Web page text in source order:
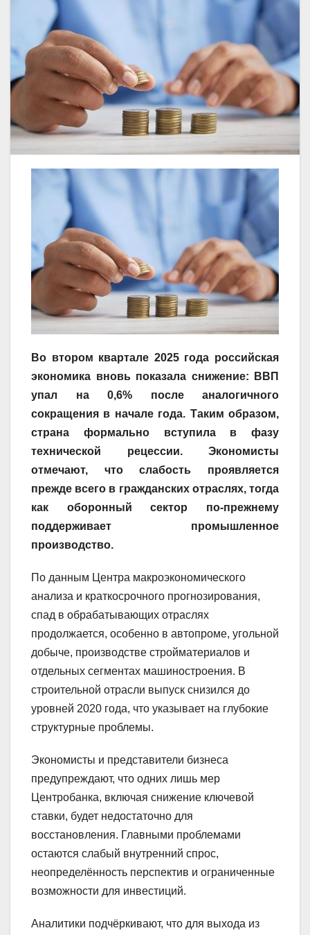
Во втором квартале 2025 года российская
экономика вновь показала снижение: ВВП
упал на 0,6% после аналогичного
сокращения в начале года. Таким образом,
страна формально вступила в фазу
технической рецессии. Экономисты
отмечают, что слабость проявляется
прежде всего в гражданских отраслях, тогда
как оборонный сектор по-прежнему
поддерживает промышленное
производство.
По данным Центра макроэкономического
анализа и краткосрочного прогнозирования,
спад в обрабатывающих отраслях
продолжается, особенно в автопроме, угольной
добыче, производстве стройматериалов и
отдельных сегментах машиностроения. В
строительной отрасли выпуск снизился до
уровней 2020 года, что указывает на глубокие
структурные проблемы.
Экономисты и представители бизнеса
предупреждают, что одних лишь мер
Центробанка, включая снижение ключевой
ставки, будет недостаточно для
восстановления. Главными проблемами
остаются слабый внутренний спрос,
неопределённость перспектив и ограниченные
возможности для инвестиций.
Аналитики подчёркивают, что для выхода из